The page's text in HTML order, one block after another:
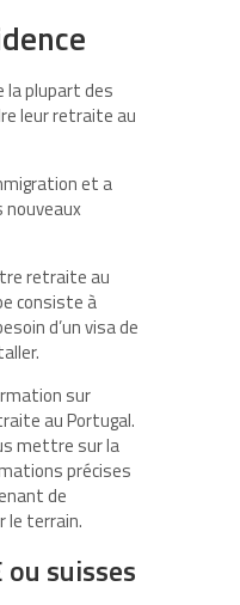
la plupart des
leur retraite au
et a
nouveaux
retraite au
consiste à
d’un visa de
sur
au Portugal.
mettre sur la
précises
de
le terrain.
ou suisses